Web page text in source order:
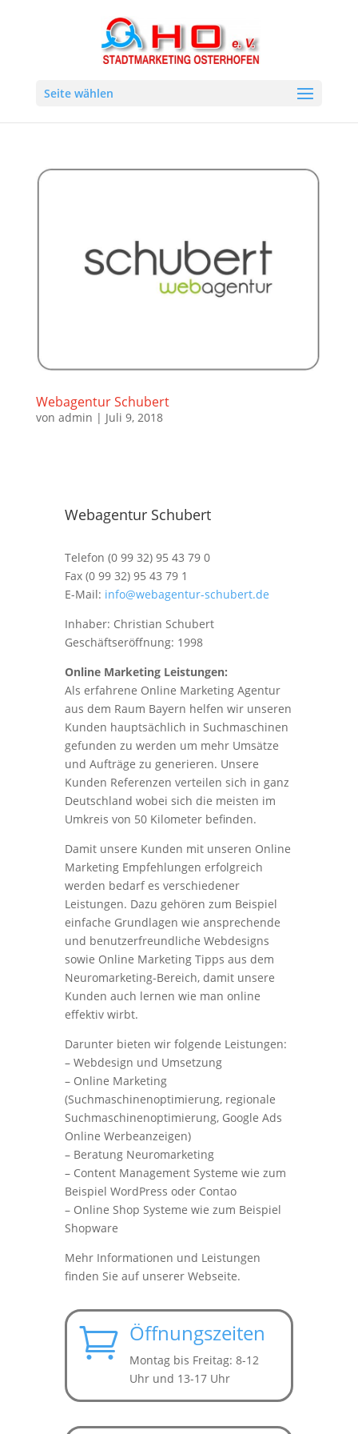
Seite wählen
Webagentur Schubert
von admin | Juli 9, 2018
Webagentur Schubert
Telefon (0 99 32) 95 43 79 0
Fax (0 99 32) 95 43 79 1
E-Mail: info@webagentur-schubert.de
Inhaber: Christian Schubert
Geschäftseröffnung: 1998
Online Marketing Leistungen:
Als erfahrene Online Marketing Agentur
aus dem Raum Bayern helfen wir unseren
Kunden hauptsächlich in Suchmaschinen
gefunden zu werden um mehr Umsätze
und Aufträge zu generieren. Unsere
Kunden Referenzen verteilen sich in ganz
Deutschland wobei sich die meisten im
Umkreis von 50 Kilometer befinden.
Damit unsere Kunden mit unseren Online
Marketing Empfehlungen erfolgreich
werden bedarf es verschiedener
Leistungen. Dazu gehören zum Beispiel
einfache Grundlagen wie ansprechende
und benutzerfreundliche Webdesigns
sowie Online Marketing Tipps aus dem
Neuromarketing-Bereich, damit unsere
Kunden auch lernen wie man online
effektiv wirbt.
Darunter bieten wir folgende Leistungen:
– Webdesign und Umsetzung
– Online Marketing
(Suchmaschinenoptimierung, regionale
Suchmaschinenoptimierung, Google Ads
Online Werbeanzeigen)
– Beratung Neuromarketing
– Content Management Systeme wie zum
Beispiel WordPress oder Contao
– Online Shop Systeme wie zum Beispiel
Shopware
Mehr Informationen und Leistungen
finden Sie auf unserer Webseite.
 Öffnungszeiten
Montag bis Freitag: 8-12
Uhr und 13-17 Uhr